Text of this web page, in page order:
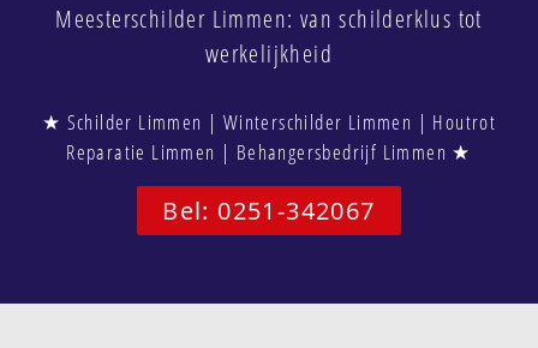
Meesterschilder Limmen: van schilderklus tot
werkelijkheid
★ Schilder Limmen | Winterschilder Limmen | Houtrot
Reparatie Limmen | Behangersbedrijf Limmen ★
Bel: 0251-342067